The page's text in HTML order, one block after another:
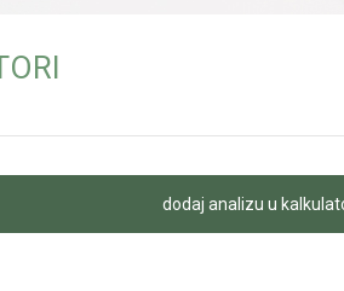
dodaj analizu u